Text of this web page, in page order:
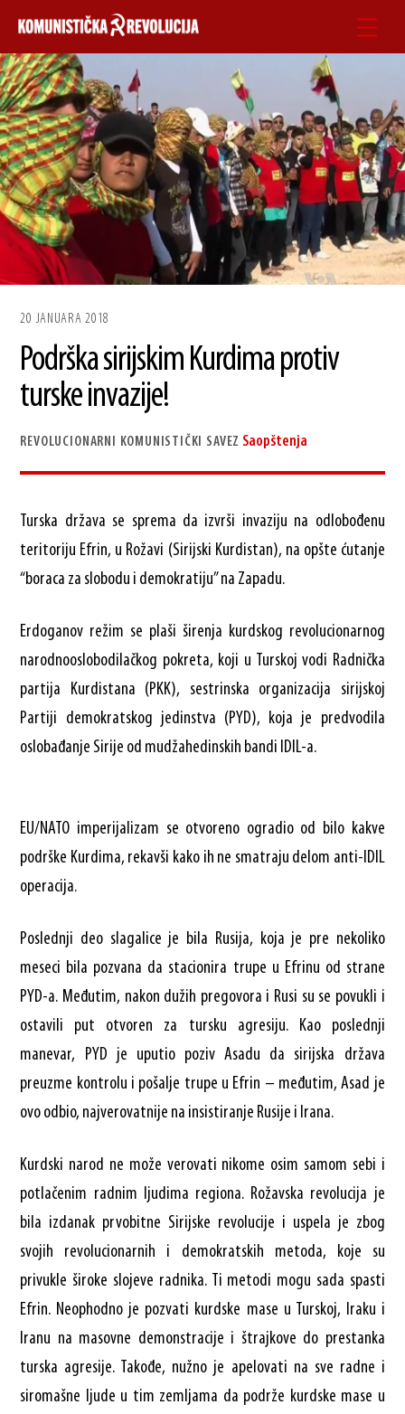
content
20 JANUARA 2018
Podrška sirijskim Kurdima protiv
turske invazije!
REVOLUCIONARNI KOMUNISTIČKI SAVEZ Saopštenja
Turska država se sprema da izvrši invaziju na odlobođenu
teritoriju Efrin, u Rožavi (Sirijski Kurdistan), na opšte ćutanje
“boraca za slobodu i demokratiju” na Zapadu.
Erdoganov režim se plaši širenja kurdskog revolucionarnog
narodnooslobodilačkog pokreta, koji u Turskoj vodi Radnička
partija Kurdistana (PKK), sestrinska organizacija sirijskoj
Partiji demokratskog jedinstva (PYD), koja je predvodila
oslobađanje Sirije od mudžahedinskih bandi IDIL-a.
EU/NATO imperijalizam se otvoreno ogradio od bilo kakve
podrške Kurdima, rekavši kako ih ne smatraju delom anti-IDIL
operacija.
Poslednji deo slagalice je bila Rusija, koja je pre nekoliko
meseci bila pozvana da stacionira trupe u Efrinu od strane
PYD-a. Međutim, nakon dužih pregovora i Rusi su se povukli i
ostavili put otvoren za tursku agresiju. Kao poslednji
manevar, PYD je uputio poziv Asadu da sirijska država
preuzme kontrolu i pošalje trupe u Efrin – međutim, Asad je
ovo odbio, najverovatnije na insistiranje Rusije i Irana.
Kurdski narod ne može verovati nikome osim samom sebi i
potlačenim radnim ljudima regiona. Rožavska revolucija je
bila izdanak prvobitne Sirijske revolucije i uspela je zbog
svojih revolucionarnih i demokratskih metoda, koje su
privukle široke slojeve radnika. Ti metodi mogu sada spasti
Efrin. Neophodno je pozvati kurdske mase u Turskoj, Iraku i
Iranu na masovne demonstracije i štrajkove do prestanka
turska agresije. Takođe, nužno je apelovati na sve radne i
siromašne ljude u tim zemljama da podrže kurdske mase u